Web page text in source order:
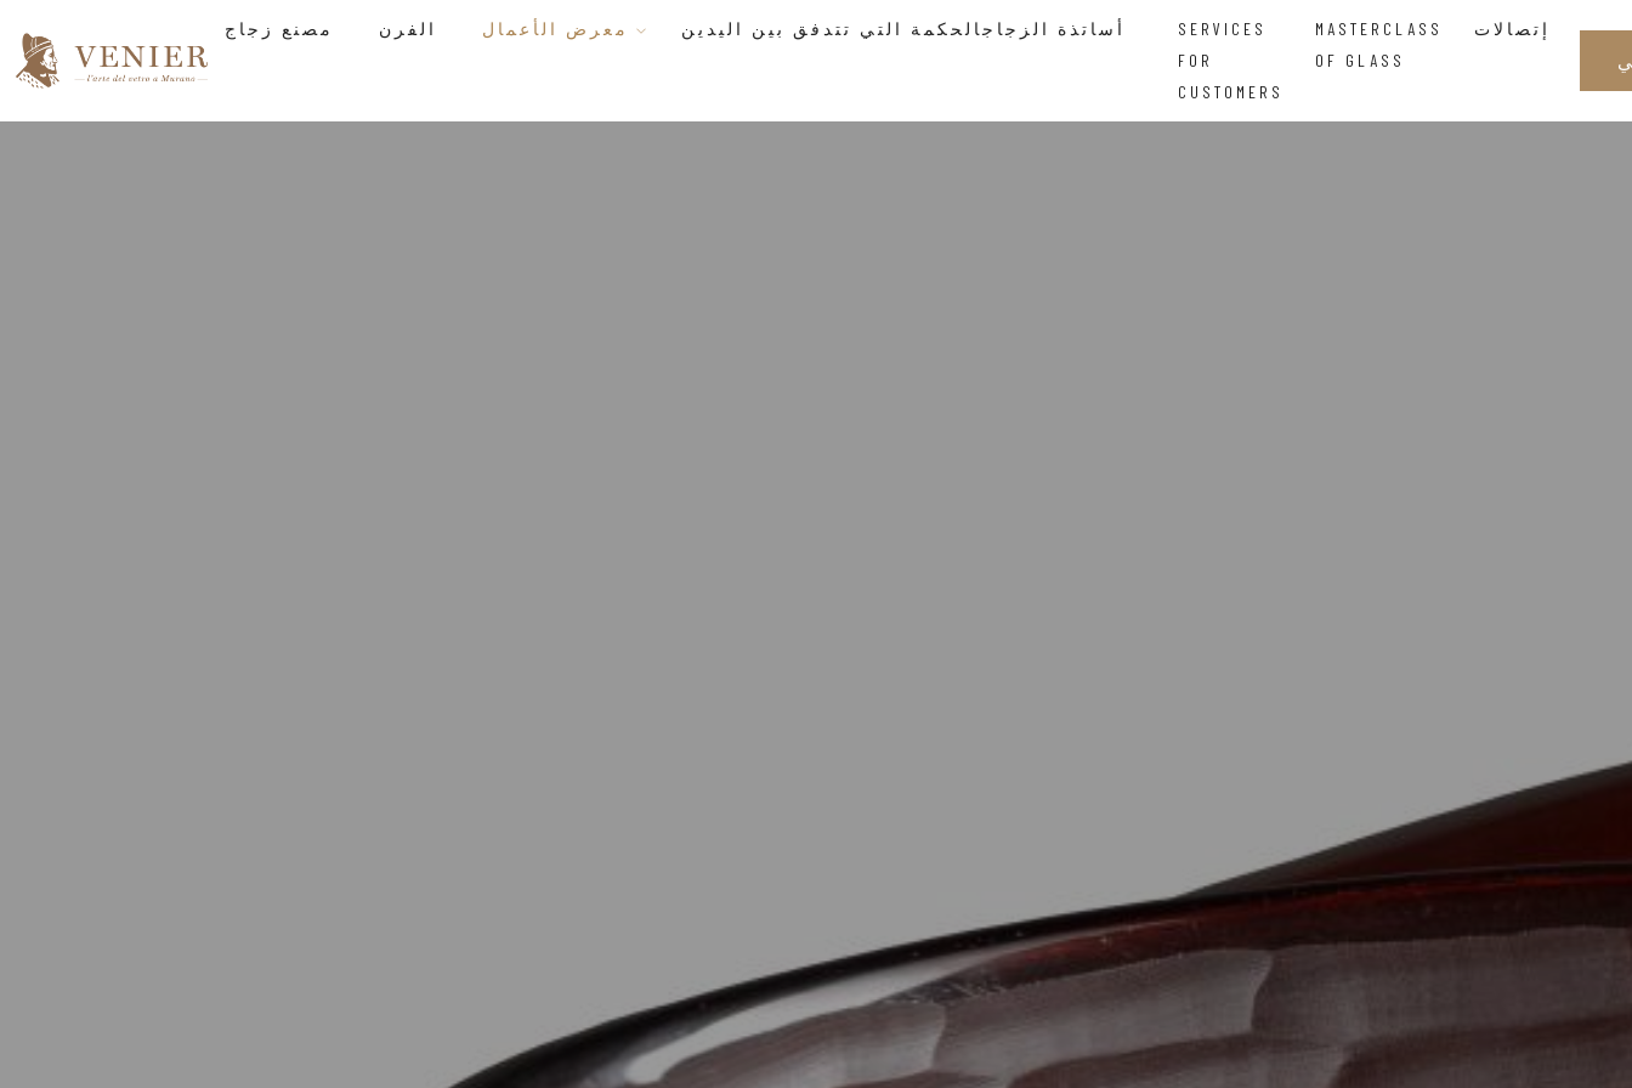
مصنع زجاج الفرن
SERVICES
FOR
CUSTOMERS
MASTERCLASS
OF GLASS
إتصالات